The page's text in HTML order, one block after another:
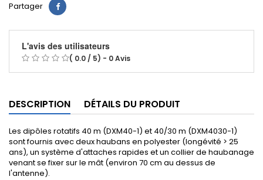
Partager
L'avis des utilisateurs
( 0.0 / 5) - 0 Avis
DESCRIPTION DÉTAILS DU PRODUIT
Les dipôles rotatifs 40 m (DXM40-1) et 40/30 m (DXM4030-1)
sont fournis avec deux haubans en polyester (longévité > 25
ans), un système d'attaches rapides et un collier de haubanage
venant se fixer sur le mât (environ 70 cm au dessus de
l'antenne).